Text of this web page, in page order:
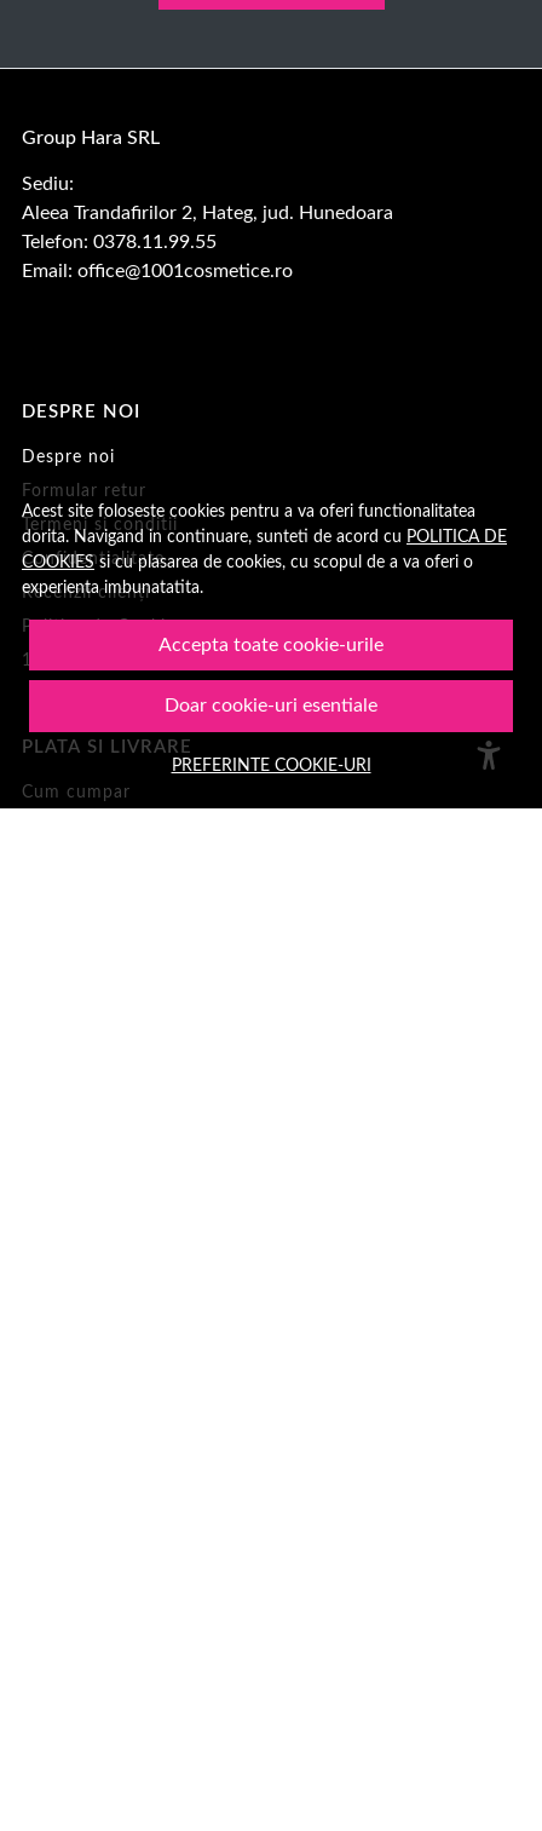
Acest site foloseste cookies pentru a va oferi functionalitatea
dorita. Navigand in continuare, sunteti de acord cu POLITICA DE
COOKIESsi cu plasarea de cookies, cu scopul de a va oferi o
experienta imbunatatita.
Accepta toate cookie-urile
Doar cookie-uri esentiale
PREFERINTE COOKIE-URI
Group Hara SRL
Sediu:
Aleea Trandafirilor 2, Hateg, jud. Hunedoara
Telefon: 0378.11.99.55
Email: office@1001cosmetice.ro
DESPRE NOI
Despre noi
Formular retur
Termeni si conditii
Confidentialitate
Recenzii clienți
Politica de Cookies
1001Cosmetice
PLATA SI LIVRARE
Cum cumpar